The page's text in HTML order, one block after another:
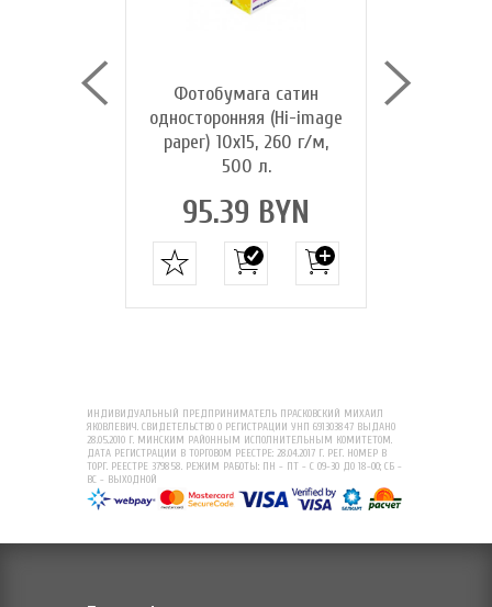
Фотобумага сатин
односторонняя (Hi-image
paper) 10х15, 260 г/м,
500 л.
95.39 BYN
ИНДИВИДУАЛЬНЫЙ ПРЕДПРИНИМАТЕЛЬ ПРАСКОВСКИЙ МИХАИЛ
ЯКОВЛЕВИЧ. СВИДЕТЕЛЬСТВО О РЕГИСТРАЦИИ УНП 691303847 ВЫДАНО
28.05.2010 Г. МИНСКИМ РАЙОННЫМ ИСПОЛНИТЕЛЬНЫМ КОМИТЕТОМ.
ДАТА РЕГИСТРАЦИИ В ТОРГОВОМ РЕЕСТРЕ: 28.04.2017 Г. РЕГ. НОМЕР В
ТОРГ. РЕЕСТРЕ 379858. РЕЖИМ РАБОТЫ: ПН - ПТ - С 09-30 ДО 18-00; СБ -
ВС - ВЫХОДНОЙ